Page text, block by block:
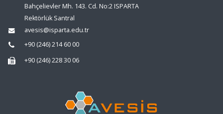
Bahçelievler Mh. 143. Cd. No:2 ISPARTA
Rektörlük Santral
avesis@isparta.edu.tr
+90 (246) 214 60 00
+90 (246) 228 30 06